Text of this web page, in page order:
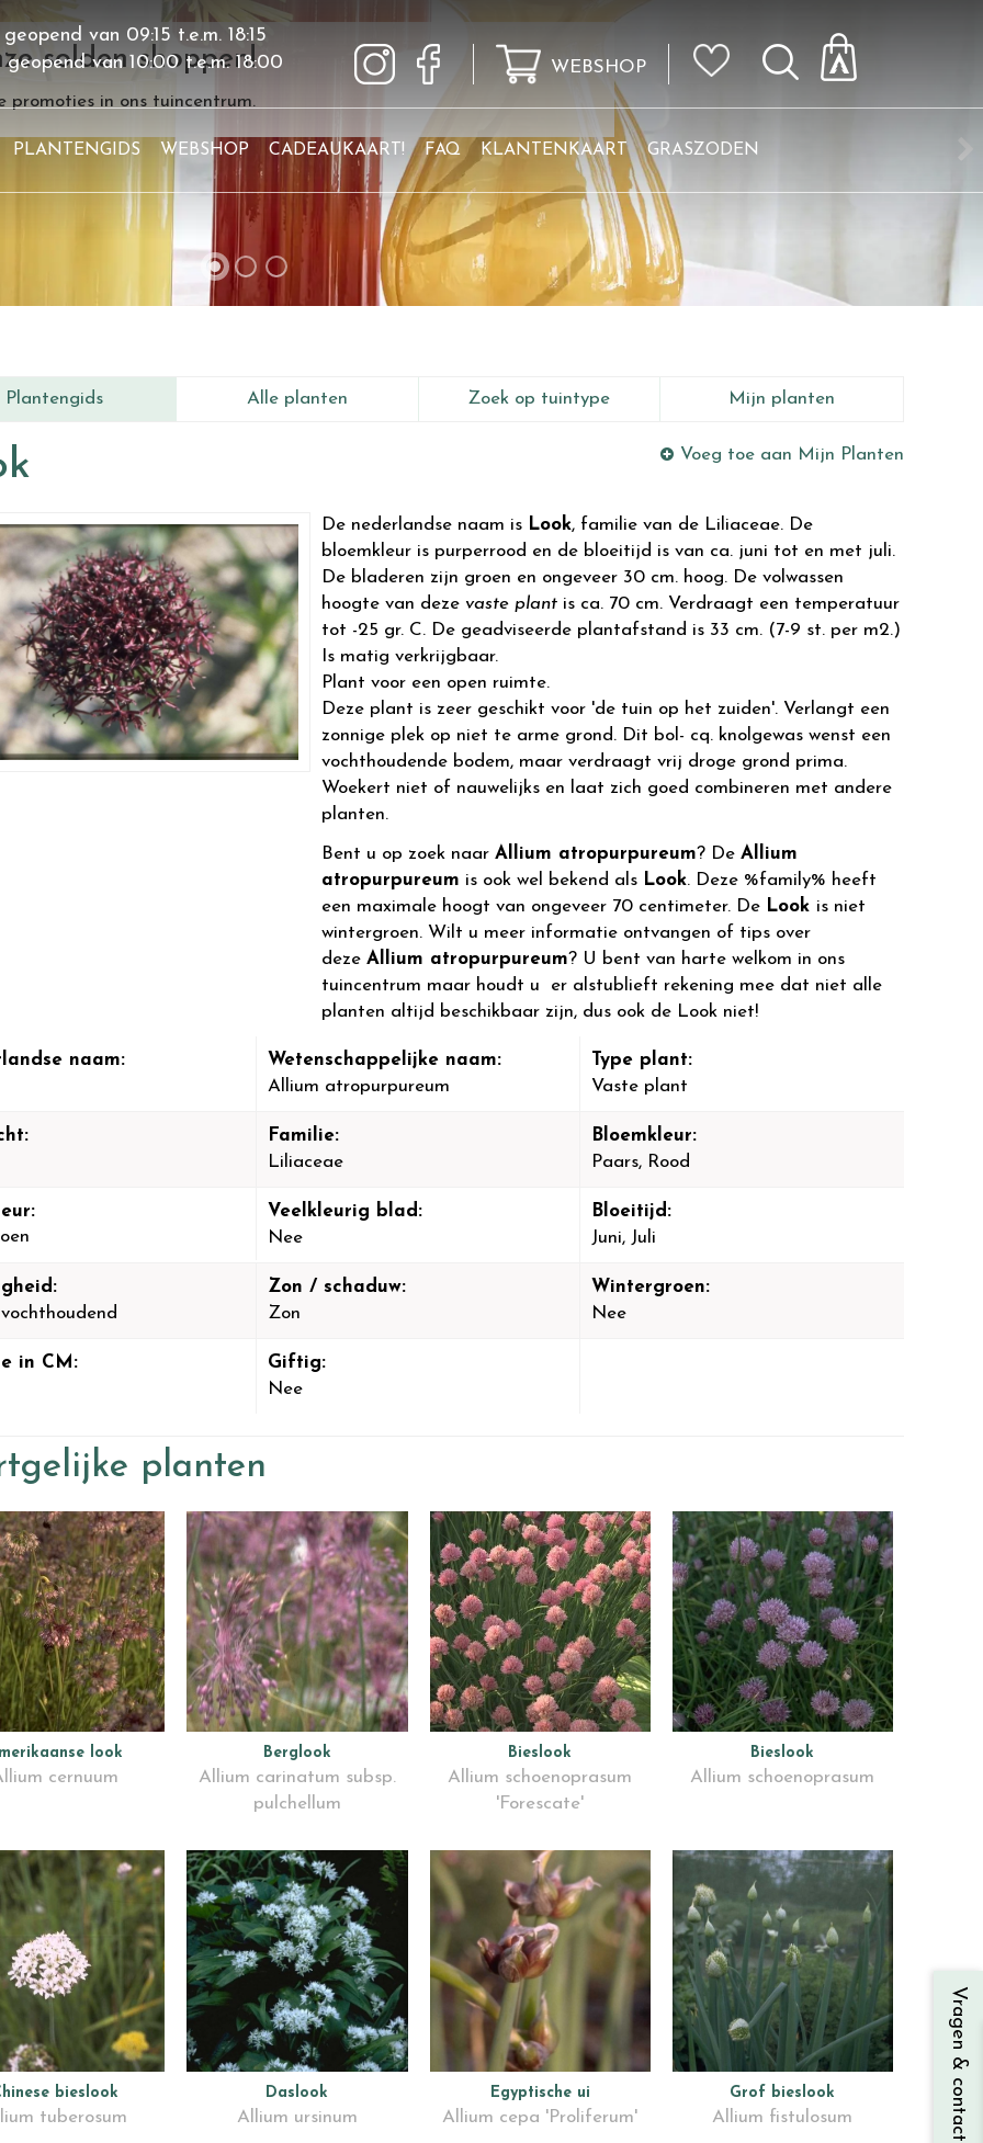
solden shoppen!
promoties in ons tuincentrum.
van 09:15 t.e.m. 18:15
geopend van10:00t.e.m.18:00 WEBSHOP
PLANTENGIDS WEBSHOP CADEAUKAART! FAQ KLANTENKAART GRASZODEN
Plantengids Alle planten Zoek op tuintype Mijn planten
Voeg toe aan Mijn Planten
De nederlandse naam is Look, familie van de Liliaceae. De
bloemkleur is purperrood en de bloeitijd is van ca. juni tot en met juli.
De bladeren zijn groen en ongeveer 30 cm. hoog. De volwassen
hoogte van deze vaste plant is ca. 70 cm. Verdraagt een temperatuur
tot -25 gr. C. De geadviseerde plantafstand is 33 cm. (7-9 st. per m2.)
Is matig verkrijgbaar.
Plant voor een open ruimte.
Deze plant is zeer geschikt voor 'de tuin op het zuiden'. Verlangt een
zonnige plek op niet te arme grond. Dit bol- cq. knolgewas wenst een
vochthoudende bodem, maar verdraagt vrij droge grond prima.
Woekert niet of nauwelijks en laat zich goed combineren met andere
planten.
Bent u op zoek naar Allium atropurpureum? De Allium
atropurpureum is ook wel bekend als Look. Deze %family% heeft
een maximale hoogt van ongeveer 70 centimeter. De Look is niet
wintergroen. Wilt u meer informatie ontvangen of tips over
deze Allium atropurpureum? U bent van harte welkom in ons
tuincentrum maar houdt u er alstublieft rekening mee dat niet alle
planten altijd beschikbaar zijn, dus ook de Look niet!
naam:
Wetenschappelijke naam:
Allium atropurpureum
Type plant:
Vaste plant
Familie:
Liliaceae
Bloemkleur:
Paars, Rood
Veelkleurig blad:
Nee
Bloeitijd:
Juni, Juli
Zon / schaduw:
Zon
Wintergroen:
Nee
in CM:
Giftig:
Nee
planten
look
cernuum
Berglook
Allium carinatum subsp.
pulchellum
Bieslook
Allium schoenoprasum
'Forescate'
Bieslook
Allium schoenoprasum
bieslook
tuberosum
Daslook
Allium ursinum
Egyptische ui
Allium cepa 'Proliferum'
Grof bieslook
Allium fistulosum Vragen & contact